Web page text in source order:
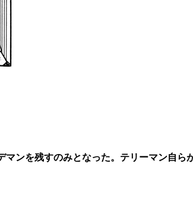
マンを残すのみとなった。テリーマン自